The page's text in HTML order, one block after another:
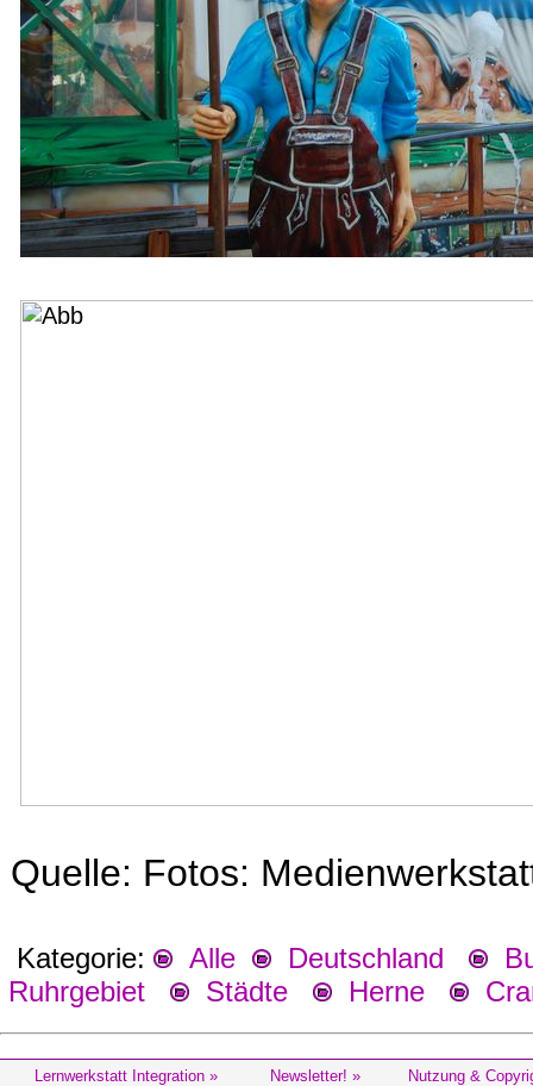
Quelle: Fotos:
Kategorie: Alle Deutschland
Ruhrgebiet
Städte Herne
Lernwerkstatt Integration » Newsletter! » Nutzung &